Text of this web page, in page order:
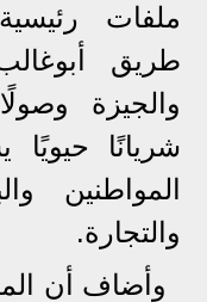
ملفات
طريق
والجيزة
شريانًا
المواطنين
والتجارة.
وأضاف أن